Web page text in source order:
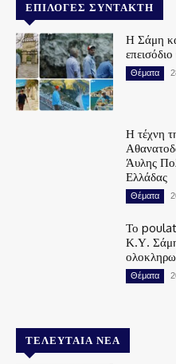
ΕΠΙΛΟΓΈΣ ΣΥΝΤΆΚΤΗ
Η Σάμη
Θέματα
Η τέχνη
Άυλης
Ελλάδας
Θέματα
Το
Κ.Υ.
Θέματα
ΤΕΛΕΥΤΑΊΑ ΝΈΑ